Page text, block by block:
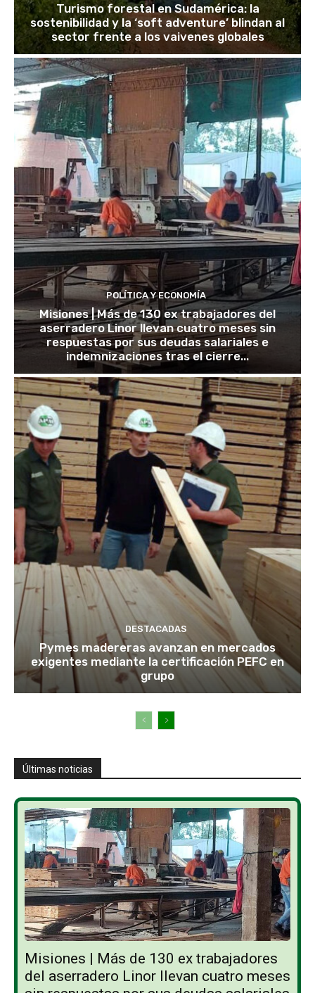
Turismo forestal en Sudamérica: la
sostenibilidad y la ‘soft adventure’ blindan al
sector frente a los vaivenes globales
POLÍTICA Y ECONOMÍA
Misiones | Más de 130 ex trabajadores del
aserradero Linor llevan cuatro meses sin
respuestas por sus deudas salariales e
indemnizaciones tras el cierre...
DESTACADAS
Pymes madereras avanzan en mercados
exigentes mediante la certificación PEFC en
grupo
Últimas noticias
Misiones | Más de 130 ex trabajadores
del aserradero Linor llevan cuatro meses